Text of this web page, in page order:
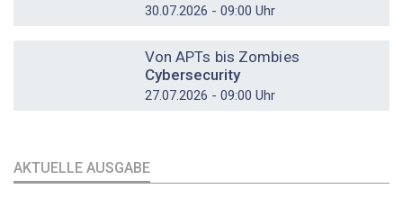
30.07.2026 - 09:00 Uhr
Von APTs bis Zombies
Cybersecurity
27.07.2026 - 09:00 Uhr
AKTUELLE AUSGABE